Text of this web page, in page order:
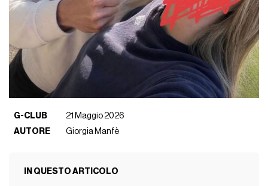
G-CLUB
21 Maggio 2026
AUTORE
Giorgia Manfè
IN QUESTO ARTICOLO